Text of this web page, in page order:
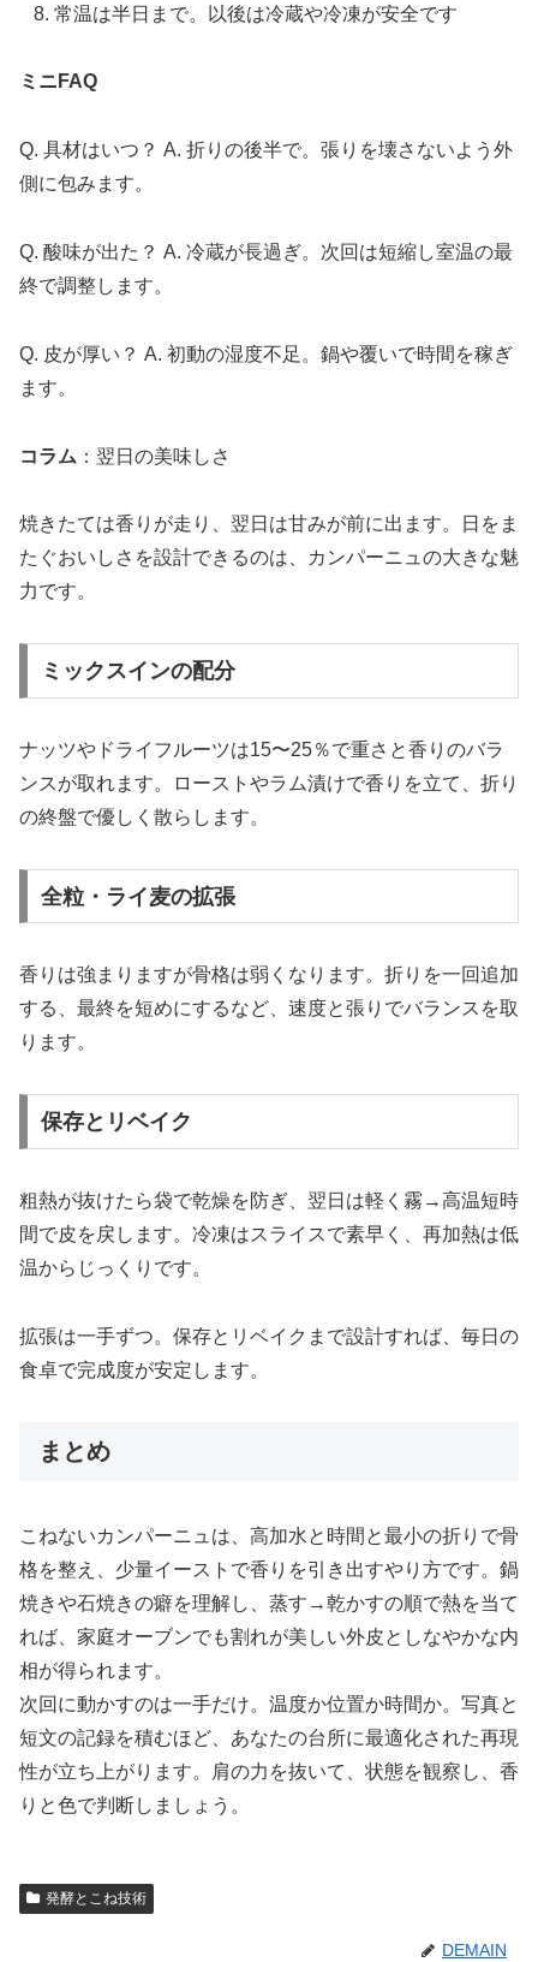
常温は半日まで。以後は冷蔵や冷凍が安全です
ミニFAQ
Q. 具材はいつ？ A. 折りの後半で。張りを壊さないよう外
側に包みます。
Q. 酸味が出た？ A. 冷蔵が長過ぎ。次回は短縮し室温の最
終で調整します。
Q. 皮が厚い？ A. 初動の湿度不足。鍋や覆いで時間を稼ぎ
ます。
コラム ：翌日の美味しさ
焼きたては香りが走り、翌日は甘みが前に出ます。日をま
たぐおいしさを設計できるのは、カンパーニュの大きな魅
力です。
ミックスインの配分
ナッツやドライフルーツは15〜25％で重さと香りのバラ
ンスが取れます。ローストやラム漬けで香りを立て、折り
の終盤で優しく散らします。
全粒・ライ麦の拡張
香りは強まりますが骨格は弱くなります。折りを一回追加
する、最終を短めにするなど、速度と張りでバランスを取
ります。
保存とリベイク
粗熱が抜けたら袋で乾燥を防ぎ、翌日は軽く霧→高温短時
間で皮を戻します。冷凍はスライスで素早く、再加熱は低
温からじっくりです。
拡張は一手ずつ。保存とリベイクまで設計すれば、毎日の
食卓で完成度が安定します。
まとめ
こねないカンパーニュは、高加水と時間と最小の折りで骨
格を整え、少量イーストで香りを引き出すやり方です。鍋
焼きや石焼きの癖を理解し、蒸す→乾かすの順で熱を当て
れば、家庭オーブンでも割れが美しい外皮としなやかな内
相が得られます。
次回に動かすのは一手だけ。温度か位置か時間か。写真と
短文の記録を積むほど、あなたの台所に最適化された再現
性が立ち上がります。肩の力を抜いて、状態を観察し、香
りと色で判断しましょう。
発酵とこね技術
DEMAIN